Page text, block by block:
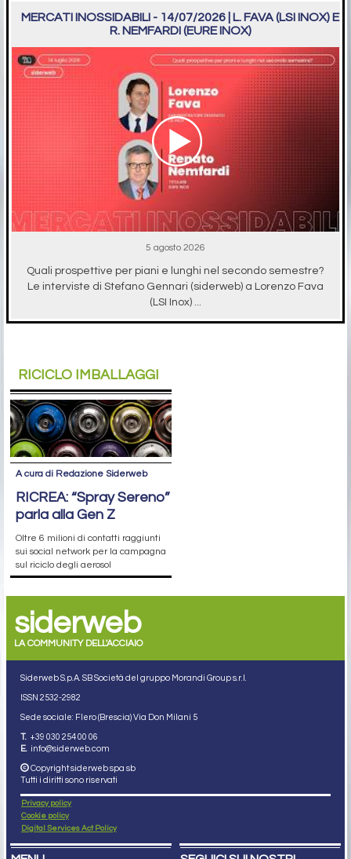
MERCATI INOSSIDABILI - 14/07/2026 | L. FAVA (LSI INOX) E
R. NEMFARDI (EURE INOX)
5 agosto 2026
Quali prospettive per piani e lunghi nel secondo semestre?
Le interviste di Stefano Gennari (siderweb) a Lorenzo Fava
(LSI Inox) ...
RICICLO IMBALLAGGI
A cura di Redazione Siderweb
RICREA: “Spray Sereno”
parla alla Gen Z
Oltre 6 milioni di contatti raggiunti
sui social network per la campagna
sul riciclo degli aerosol
siderweb
LA COMMUNITY DELL'ACCIAIO
Siderweb S.p.A. SB Società del gruppo Morandi Group s.r.l.
ISSN 2532-2982
Sede sociale: Flero (Brescia) Via Don Milani 5
T. +39 030 254 00 06
E. info@siderweb.com
Copyright siderweb spa sb
Tutti i diritti sono riservati
Privacy policy
Cookie policy
Digital Services Act Policy